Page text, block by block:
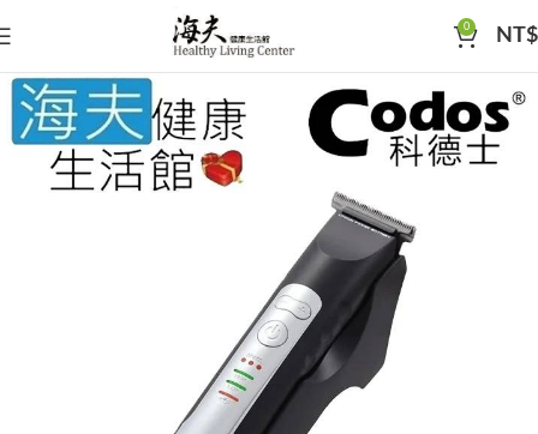
0 NT$